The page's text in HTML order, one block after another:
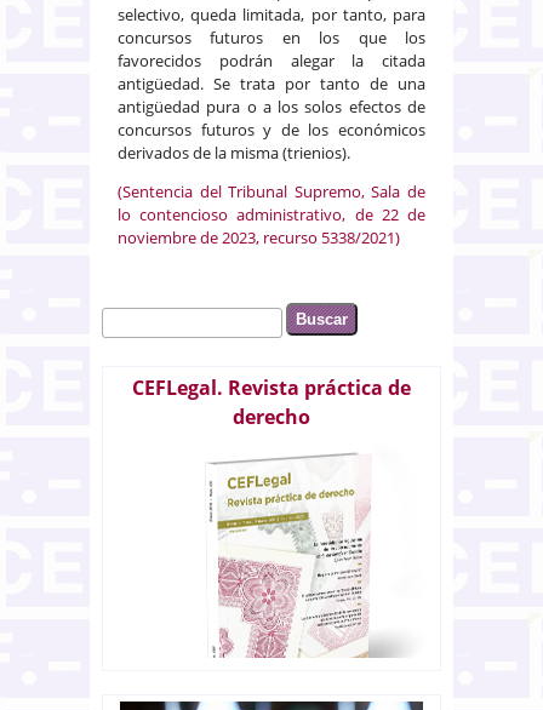
selectivo, queda limitada, por tanto, para
concursos futuros en los que los
favorecidos podrán alegar la citada
antigüedad. Se trata por tanto de una
antigüedad pura o a los solos efectos de
concursos futuros y de los económicos
derivados de la misma (trienios).
(Sentencia del Tribunal Supremo, Sala de
lo contencioso administrativo, de 22 de
noviembre de 2023, recurso 5338/2021)
Formulario de búsqueda
Buscar
CEFLegal. Revista práctica de
derecho